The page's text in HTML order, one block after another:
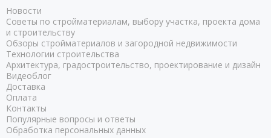
Новости
Советы по стройматериалам, выбору участка, проекта дома
и строительству
Обзоры стройматериалов и загородной недвижимости
Технологии строительства
Архитектура, градостроительство, проектирование и дизайн
Видеоблог
Доставка
Оплата
Контакты
Популярные вопросы и ответы
Обработка персональных данных